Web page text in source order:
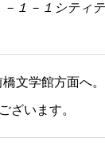
１－１シティ
文学館方面へ
ざいます。